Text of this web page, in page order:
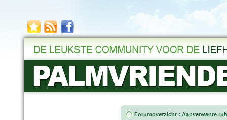
Forumoverzicht ‹ Aanverwante